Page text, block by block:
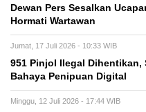
Dewan Pers Sesalkan
Hormati Wartawan
Jumat, 17 Juli 2026 - 10:33 WIB
951 Pinjol Ilegal Dihentikan,
Bahaya Penipuan Digital
Minggu, 12 Juli 2026 - 17:44 WIB